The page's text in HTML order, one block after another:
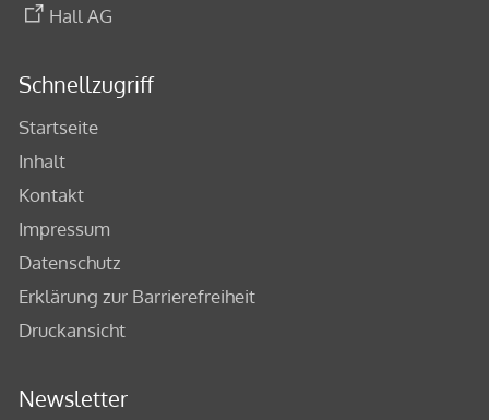
Hall AG
Schnellzugriff
Startseite
Inhalt
Kontakt
Impressum
Datenschutz
Erklärung zur Barrierefreiheit
Druckansicht
Newsletter